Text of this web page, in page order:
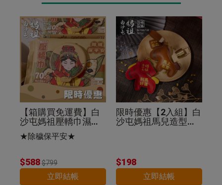
【箱購買免運費】白
沙屯媽祖壓轎巾濕紙
巾70抽(24入組)除穢
保平安
★除穢保平安★
$588$799
立即結帳
限時優惠【2入組】白
沙屯媽祖馬兒造型皮
$198
立即結帳